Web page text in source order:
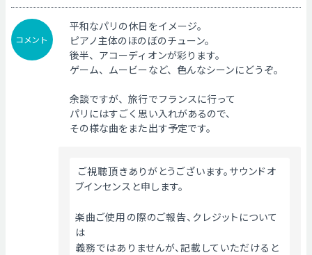
コメント
平和なパリの休日をイメージ。
ピアノ主体のほのぼのチューン。
後半、アコーディオンが彩ります。
ゲーム、ムービーなど、色んなシーンにどうぞ。
余談ですが、旅行でフランスに行って
パリにはすごく思い入れがあるので、
その様な曲をまた出す予定です。
ブインセンスと申します。
楽曲ご使用の際のご報告、クレジットについて
は
義務ではありませんが、記載していただけると